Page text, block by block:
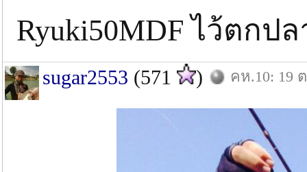
Ryuki50MDF ไว้ตกปล
sugar2553 (571 ) คห.10: 19